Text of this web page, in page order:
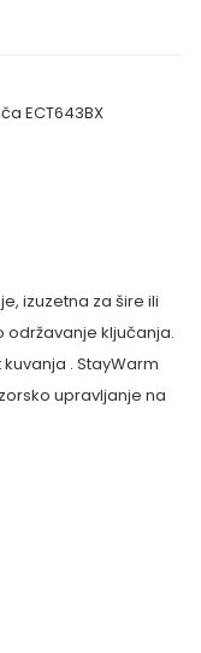
ECT643BX
izuzetna za šire ili
održavanje ključanja.
. StayWarm
upravljanje na